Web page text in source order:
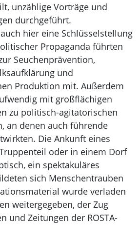
unzählige Vorträge und
durchgeführt.
hier eine Schlüsselstellung
Propaganda führten
Seuchenprävention,
und
Produktion mit. Außerdem
mit großflächigen
zu politisch-agitatorischen
an denen auch führende
Die Ankunft eines
oder in einem Dorf
ein spektakuläres
sich Menschentrauben
wurde verladen
weitergegeben, der Zug
und Zeitungen der ROSTA-